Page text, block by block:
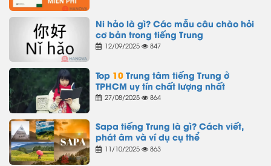
Ni hảo là gì? Các mẫu câu chào hỏi
cơ bản trong tiếng Trung
12/09/2025 847
Top 10Trung tâm tiếng Trung ở
TPHCM uy tín chất lượng nhất
27/08/2025 864
Sapa tiếng Trung là gì? Cách viết,
phát âm và ví dụ cụ thể
11/10/2025 863